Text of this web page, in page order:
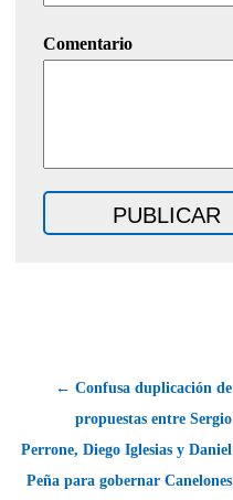
Comentario
← Confusa duplicación de
propuestas entre Sergio
Perrone, Diego Iglesias y Daniel
Peña para gobernar Canelones